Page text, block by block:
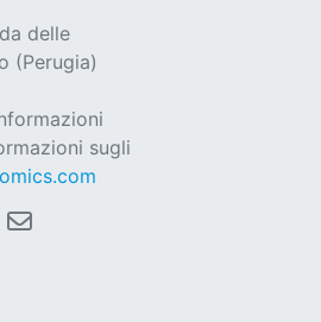
delle
(Perugia)
sugli